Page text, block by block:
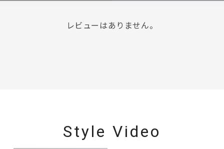
レビューはありません。
Style Video